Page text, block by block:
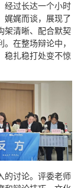
经过长达一个小时
娓娓而谈，展现了
架清晰、配合默契
在整场辩论中，
稳扎稳打处变不惊
的讨论。评委老师